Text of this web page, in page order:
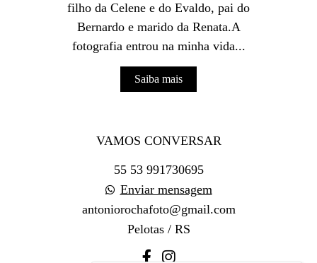
filho da Celene e do Evaldo, pai do
Bernardo e marido da Renata.A
fotografia entrou na minha vida...
Saiba mais
VAMOS CONVERSAR
55 53 991730695
Enviar mensagem
antoniorochafoto@gmail.com
Pelotas / RS